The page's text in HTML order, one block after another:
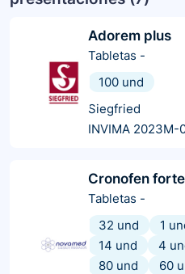
Adorem plus
Tabletas -
100 und
Siegfried
INVIMA 2023M-
Cronofen forte
Tabletas -
32 und
1
14 und
4
80 und
60